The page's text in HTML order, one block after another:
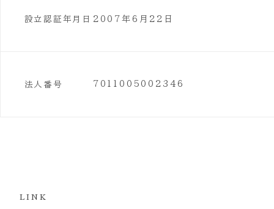
設立認証年月日 2007年6月22日
法人番号 7011005002346
LINK